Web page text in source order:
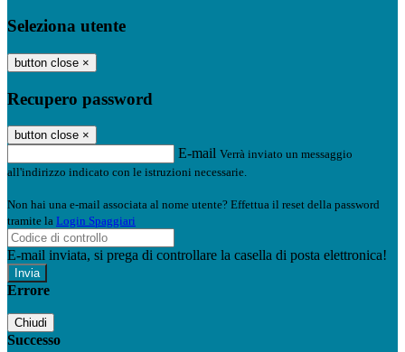
Seleziona utente
button close ×
Recupero password
button close ×
E-mail Verrà inviato un messaggio
all'indirizzo indicato con le istruzioni necessarie.
Non hai una e-mail associata al nome utente? Effettua il reset della password
tramite la Login Spaggiari
E-mail inviata, si prega di controllare la casella di posta elettronica!
Errore
Chiudi
Successo